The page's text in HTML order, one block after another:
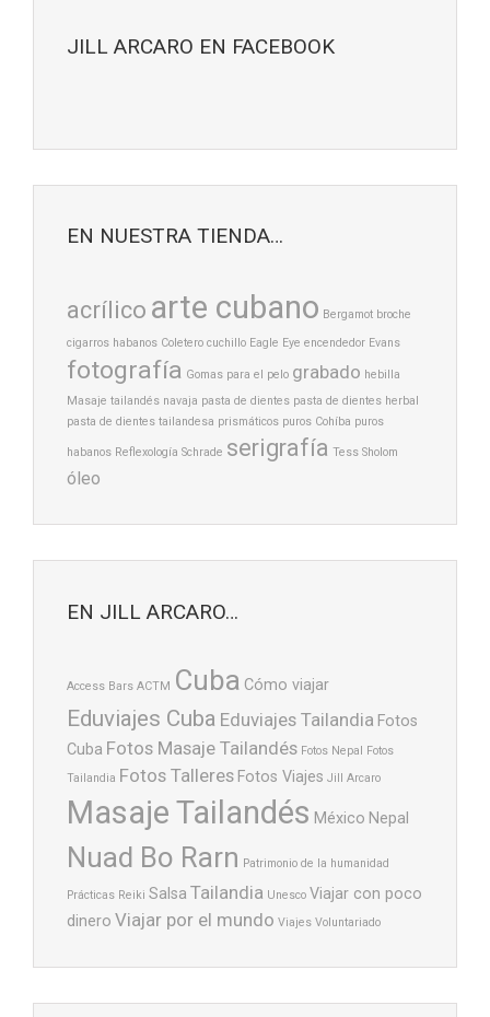
JILL ARCARO EN FACEBOOK
EN NUESTRA TIENDA…
acrílico arte cubano Bergamot broche
cigarros habanos Coletero cuchillo Eagle Eye encendedor Evans
fotografía Gomas para el pelo grabado hebilla
Masaje tailandés navaja pasta de dientes pasta de dientes herbal
pasta de dientes tailandesa prismáticos puros Cohíba puros
habanos Reflexología Schrade serigrafía Tess Sholom
óleo
EN JILL ARCARO…
Access Bars ACTM Cuba Cómo viajar
Eduviajes Cuba Eduviajes Tailandia Fotos
Cuba Fotos Masaje Tailandés Fotos Nepal
Fotos
Tailandia Fotos Talleres Fotos Viajes Jill Arcaro
Masaje Tailandés México Nepal
Nuad Bo Rarn Patrimonio de la humanidad
Prácticas Reiki Salsa Tailandia Unesco Viajar con poco
dinero Viajar por el mundo Viajes Voluntariado